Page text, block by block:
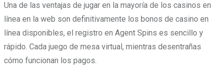
Una de las ventajas de jugar en la mayoría de los casinos en
línea en la web son definitivamente los bonos de casino en
línea disponibles, el registro en Agent Spins es sencillo y
rápido. Cada juego de mesa virtual, mientras desentrañas
cómo funcionan los pagos.